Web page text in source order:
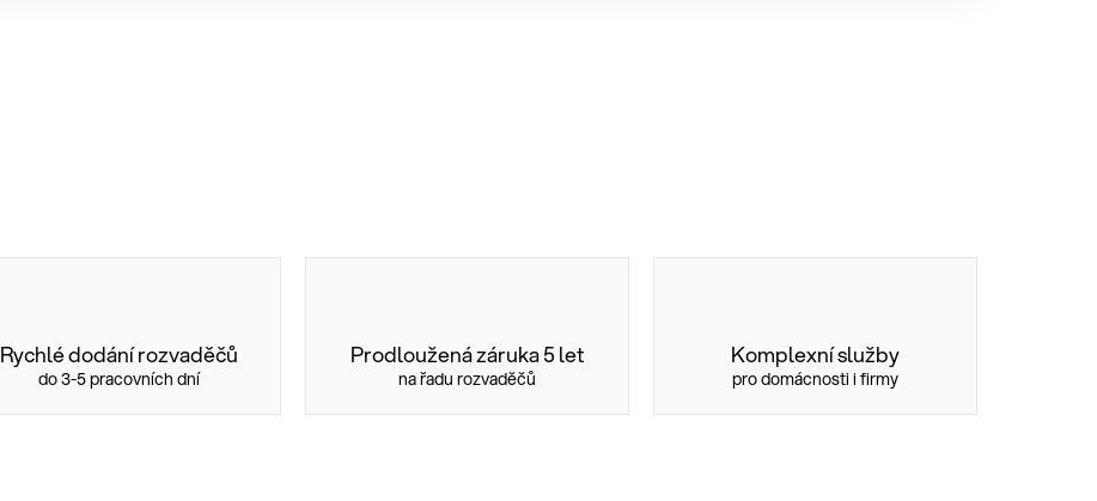
Rychlé dodání rozvaděčů
do 3-5 pracovních dní
Prodloužená záruka 5 let
na řadu rozvaděčů
Komplexní služby
pro domácnosti i firmy